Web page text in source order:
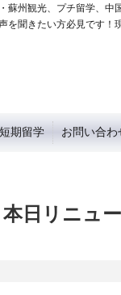
蘇州観光、プチ留学、中
を聞きたい方必見です！
期留学 お問い合わ
日リニュ